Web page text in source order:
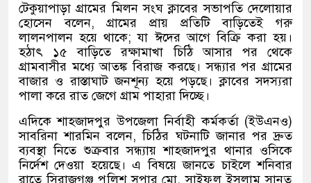
টেকুয়াপাড়া গ্রামের মিলন সংঘ ক্লাবের সভাপতি দেলোয়ার
হোসেন বলেন,গ্রামের প্রায় প্রতিটি বাড়িতেই গরু
লালনপালন হয়ে থাকে;যা ঈদের আগে বিক্রি করা হয়।
হঠাৎ ১৫ বাড়িতে রক্ষামাখা চিঠি আসার পর থেকে
গ্রামবাসীর মধ্যে আতঙ্ক বিরাজ করছে। সন্ধ্যার পর গ্রামের
বাজার ও রাস্তাঘাট জনশূন্য হয়ে পড়ছে। ক্লাবের সদস্যরা
পালা করে রাত জেগে গ্রাম পাহারা দিচ্ছে।
এদিকে শাহজাদপুর উপজেলা নির্বাহী কর্মকর্তা(ইউএনও)
সাবরিনা শারমিন বলেন,চিঠির ঘটনাটি জানার পর দ্রুত
ব্যবস্থা নিতে শুক্রবার সন্ধ্যায় শাহজাদপুর থানার ওসিকে
নির্দেশ দেওয়া হয়েছে। এ বিষয়ে জানতে চাইলে শনিবার
রাতে সিরাজগঞ্জ পুলিশ সুপার মো.সাইফুল ইসলাম সানতু